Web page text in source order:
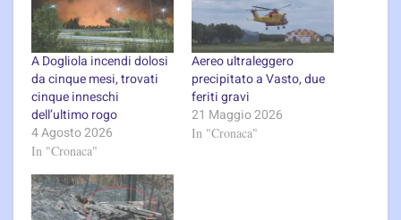
A Dogliola incendi dolosi
da cinque mesi, trovati
cinque inneschi
dell’ultimo rogo
4 Agosto 2026
In "Cronaca"
Aereo ultraleggero
precipitato a Vasto, due
feriti gravi
21 Maggio 2026
In "Cronaca"